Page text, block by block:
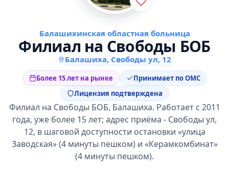
Балашихинская областная больница
Филиал на Свободы БОБ
Балашиха, Свободы ул, 12
Более 15 лет на рынке
Принимает по ОМС
Лицензия подтверждена
Филиал на Свободы БОБ, Балашиха. Работает с 2011
года, уже более 15 лет; адрес приёма - Свободы ул,
12, в шаговой доступности остановки «улица
Заводская» (4 минуты пешком) и «Керамкомбинат»
(4 минуты пешком).